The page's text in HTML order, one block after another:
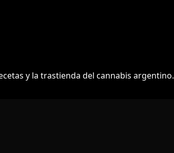
y la trastienda del cannabis argentino.